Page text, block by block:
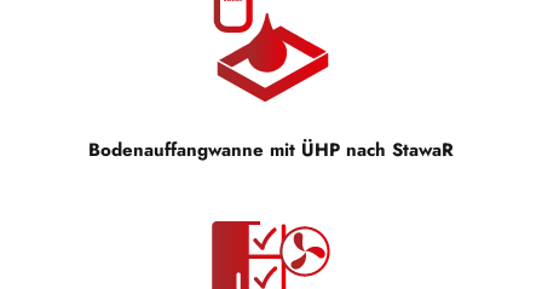
Bodenauffangwanne mit ÜHP nach StawaR